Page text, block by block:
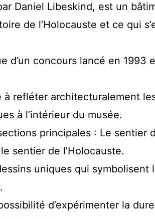
Daniel Libeskind, est un
de l’Holocauste et ce qui
d’un concours lancé en 1993
refléter architecturalement
à l’intérieur du musée.
principales : Le sentier
sentier de l’Holocauste.
uniques qui symbolisent
d’expérimenter la dure